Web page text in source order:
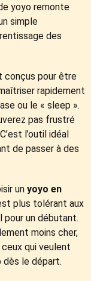
yoyo remonte
simple
des
conçus pour être
rapidement
ou le « sleep ».
pas frustré
l’outil idéal
de passer à des
un yoyo en
plus tolérant aux
un débutant.
moins cher,
qui veulent
dès le départ.